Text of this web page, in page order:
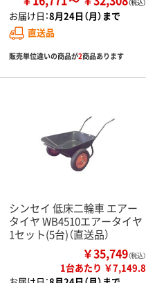
お届け日：8月24日（月）まで
直送品
販売単位違いの商品が2商品あります
シンセイ 低床二輪車 エアー
タイヤ WB4510エアータイヤ
1セット(5台)（直送品）
￥35,749（税込）
1台あたり ￥7,149.8